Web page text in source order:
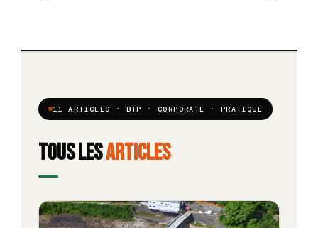
11 ARTICLES · BTP · CORPORATE · PRATIQUE
Tous lesarticles